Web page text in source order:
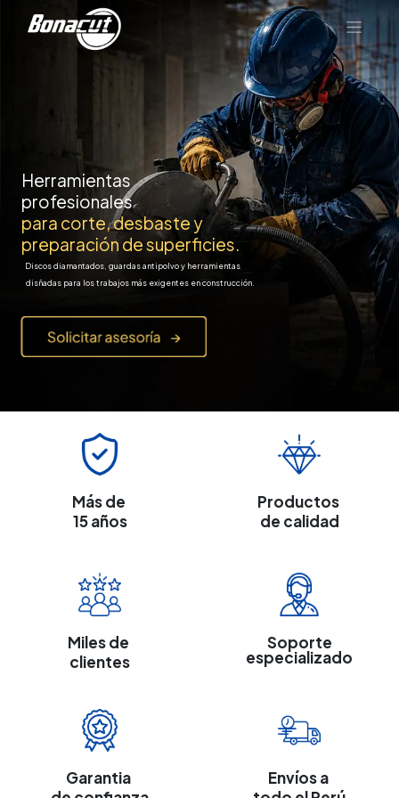
Herramientas
profesionales
​ para corte, desbaste y
preparación de superficies.
Discos diamantados, guardas antipolvo y herramientas
disñadas para los trabajos más exigentes en construcción.
Más de
15 años
Productos
de calidad
Miles de
clientes
Soporte
especializado
Garantia
Envíos a